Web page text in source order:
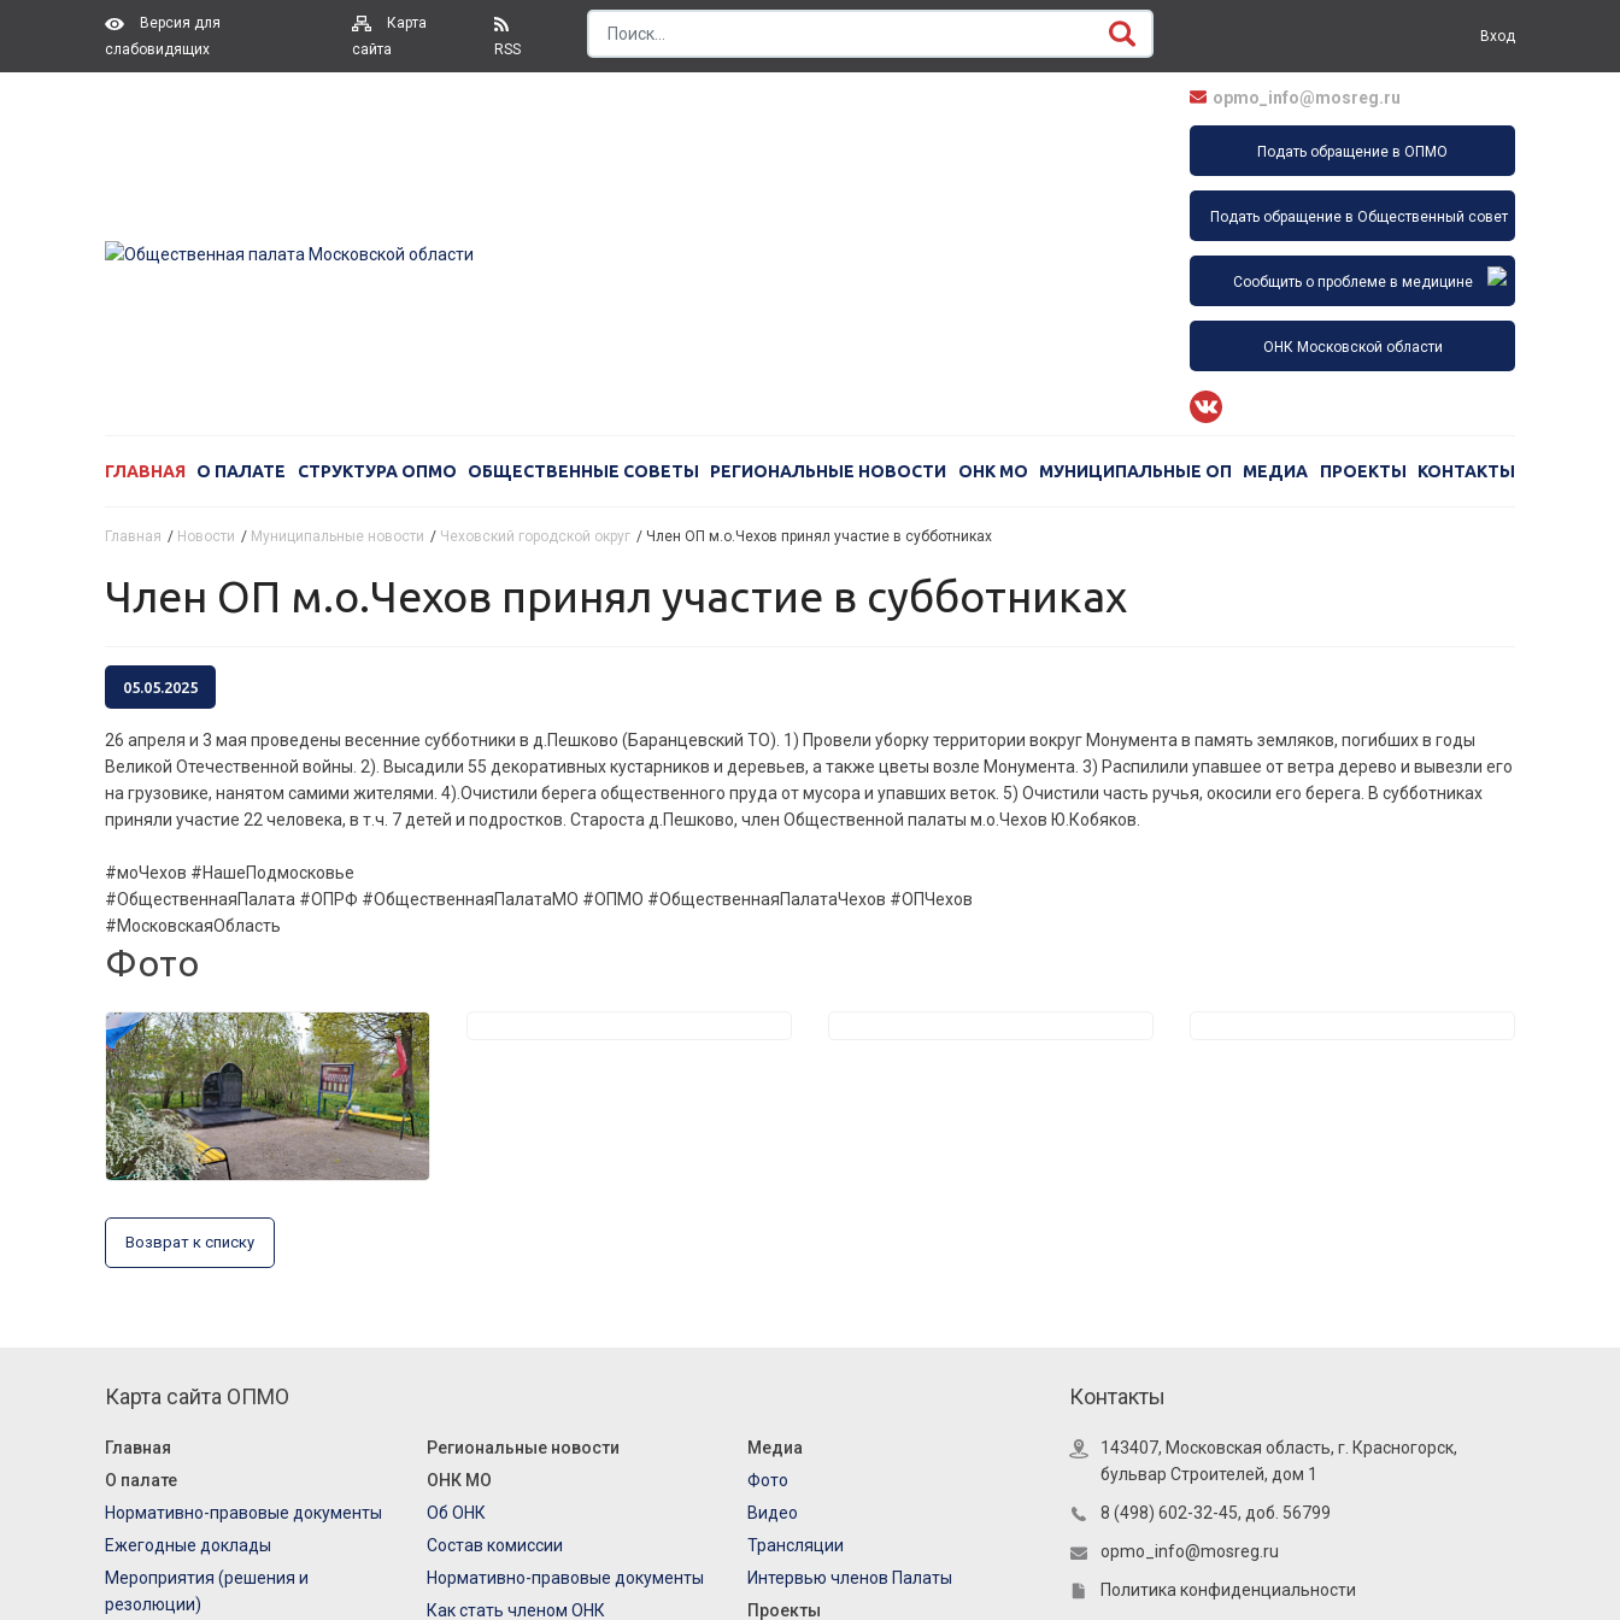
Версия для
слабовидящих
Карта
сайта
RSS
Вход
opmo_info@mosreg.ru
Подать обращение в ОПМО
Подать обращение в Общественный совет
Сообщить о проблеме в медицине
ОНК Московской области
ГЛАВНАЯ О ПАЛАТЕ СТРУКТУРА ОПМО ОБЩЕСТВЕННЫЕ СОВЕТЫ РЕГИОНАЛЬНЫЕ НОВОСТИ ОНК МО МУНИЦИПАЛЬНЫЕ ОП МЕДИА ПРОЕКТЫ КОНТАКТЫ
Главная / Новости / Муниципальные новости / Чеховский городской округ / Член ОП м.о.Чехов принял участие в субботниках
Член ОП м.о.Чехов принял участие в субботниках
05.05.2025
26 апреля и 3 мая проведены весенние субботники в д.Пешково (Баранцевский ТО). 1) Провели уборку территории вокруг Монумента в память земляков, погибших в годы
Великой Отечественной войны. 2). Высадили 55 декоративных кустарников и деревьев, а также цветы возле Монумента. 3) Распилили упавшее от ветра дерево и вывезли его
на грузовике, нанятом самими жителями. 4).Очистили берега общественного пруда от мусора и упавших веток. 5) Очистили часть ручья, окосили его берега. В субботниках
приняли участие 22 человека, в т.ч. 7 детей и подростков. Староста д.Пешково, член Общественной палаты м.о.Чехов Ю.Кобяков.
#моЧехов #НашеПодмосковье
#ОбщественнаяПалата #ОПРФ #ОбщественнаяПалатаМО #ОПМО #ОбщественнаяПалатаЧехов #ОПЧехов
#МосковскаяОбласть
Фото
Возврат к списку
Карта сайта ОПМО
Главная
О палате
Нормативно-правовые документы
Ежегодные доклады
Мероприятия (решения и
резолюции)
Региональные новости
ОНК МО
Об ОНК
Состав комиссии
Нормативно-правовые документы
Как стать членом ОНК
Медиа
Фото
Видео
Трансляции
Интервью членов Палаты
Проекты
Контакты
143407, Московская область, г. Красногорск,
бульвар Строителей, дом 1
8 (498) 602-32-45, доб. 56799
opmo_info@mosreg.ru
Политика конфиденциальности